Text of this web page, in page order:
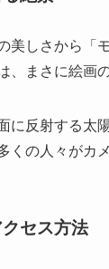
美しさから「
まさに絵画
に反射する太
の人々がカ
セス方法